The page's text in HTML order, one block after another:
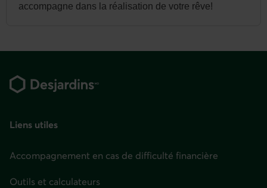
accompagne dans la réalisation de votre rêve!
de
Liens utiles
Accompagnement en cas de difficulté financière
Outils et calculateurs